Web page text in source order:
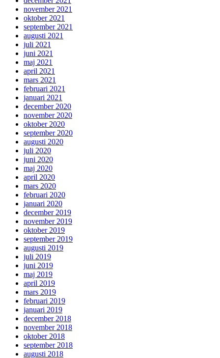
november 2021
oktober 2021
september 2021
augusti 2021
juli 2021
juni 2021
maj 2021
april 2021
mars 2021
februari 2021
januari 2021
december 2020
november 2020
oktober 2020
september 2020
augusti 2020
juli 2020
juni 2020
maj 2020
april 2020
mars 2020
februari 2020
januari 2020
december 2019
november 2019
oktober 2019
september 2019
augusti 2019
juli 2019
juni 2019
maj 2019
april 2019
mars 2019
februari 2019
januari 2019
december 2018
november 2018
oktober 2018
september 2018
augusti 2018